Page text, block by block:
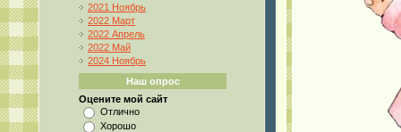
2021 Ноябрь
2022 Март
2022 Апрель
2022 Май
2024 Ноябрь
Наш опрос
Оцените мой сайт
Отлично
Хорошо